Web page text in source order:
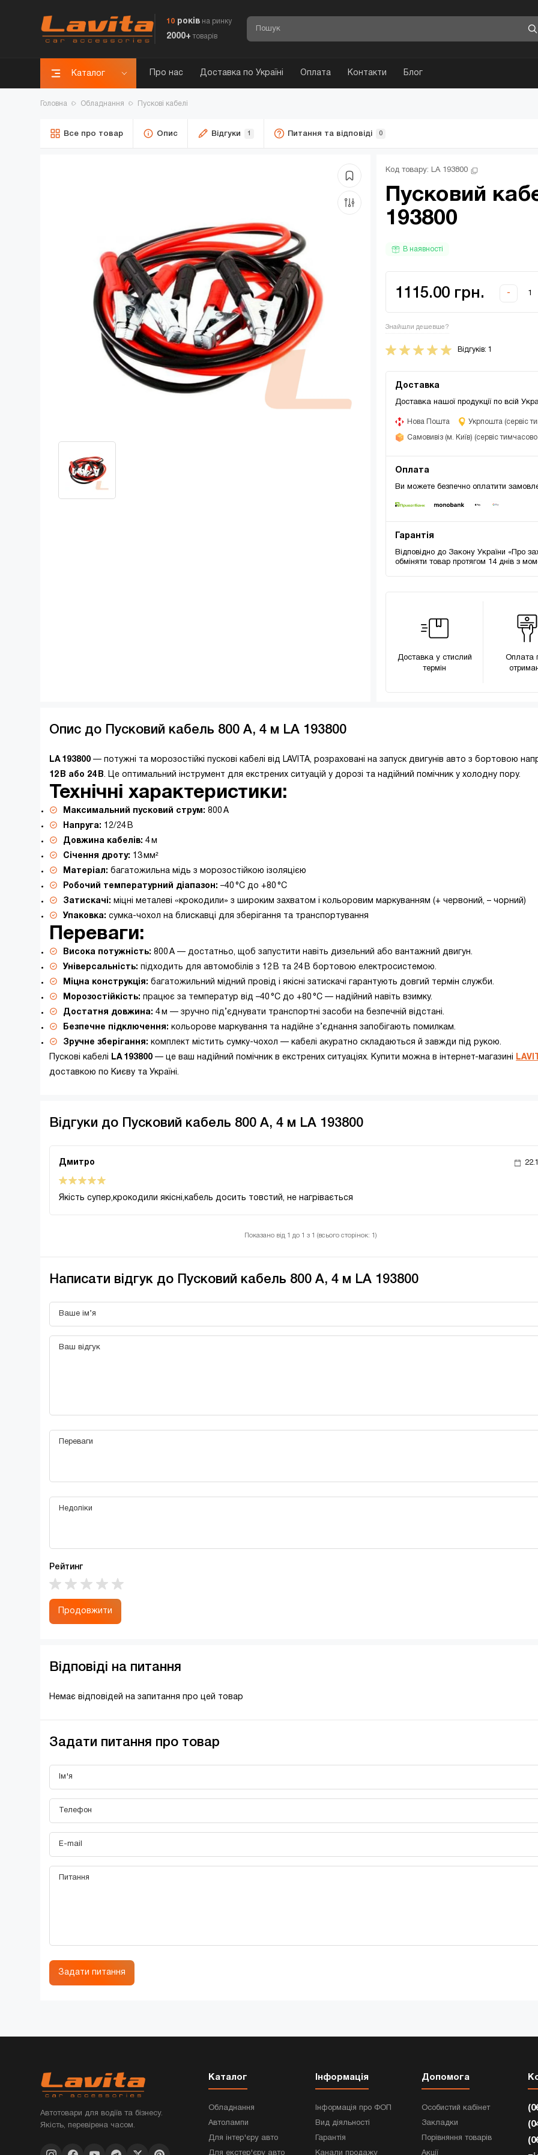
10 років на ринку
2000+ товарів
Каталог Про нас Доставка по Україні Оплата Контакти Блог
Головна Обладнання Пускові кабелі
Все про товар Опис Відгуки 1 Питання та відповіді 0
Код товару: LA 193800
Пусковий
193800
В наявності
1115.00 грн. -
Знайшли дешевше?
Відгуків: 1
Доставка
Доставка нашої продукції по всій
Нова Пошта Укрпошта (сервіс
Самовивіз (м. Київ) (сервіс
Оплата
Ви можете безпечно оплатити
Гарантія
Відповідно до Закону України «Про
обміняти товар протягом 14 днів з
Доставка у стислий
термін
Оплата
Опис до Пусковий кабель 800 A, 4 м LA 193800
LA 193800 — потужні та морозостійкі пускові кабелі від LAVITA, розраховані на запуск двигунів авто з бортовою
12 В або 24 В. Це оптимальний інструмент для екстрених ситуацій у дорозі та надійний помічник у холодну пору.
Технічні характеристики:
Максимальний пусковий струм: 800 А
Напруга: 12/24 В
Довжина кабелів: 4 м
Січення дроту: 13 мм²
Матеріал: багатожильна мідь з морозостійкою ізоляцією
Робочий температурний діапазон: –40 °C до +80 °C
Затискачі: міцні металеві «крокодили» з широким захватом і кольоровим маркуванням (+ червоний, – чорний)
Упаковка: сумка-чохол на блискавці для зберігання та транспортування
Переваги:
Висока потужність: 800 А — достатньо, щоб запустити навіть дизельний або вантажний двигун.
Універсальність: підходить для автомобілів з 12 В та 24 В бортовою електросистемою.
Міцна конструкція: багатожильний мідний провід і якісні затискачі гарантують довгий термін служби.
Морозостійкість: працює за температур від –40 °C до +80 °C — надійний навіть взимку.
Достатня довжина: 4 м — зручно під’єднувати транспортні засоби на безпечній відстані.
Безпечне підключення: кольорове маркування та надійне з’єднання запобігають помилкам.
Зручне зберігання: комплект містить сумку-чохол — кабелі акуратно складаються й завжди під рукою.
Пускові кабелі
LA 193800 — це ваш надійний помічник в екстрених ситуаціях. Купити можна в інтернет-магазині
доставкою по Києву та Україні.
Відгуки до Пусковий кабель 800 A, 4 м LA 193800
Дмитро
Якість супер,крокодили якісні,кабель досить товстий, не нагрівається
Показано від 1 до 1 з 1 (всього сторінок: 1)
Написати відгук до Пусковий кабель 800 A, 4 м LA 193800
Рейтинг
Продовжити
Відповіді на питання
Немає відповідей на запитання про цей товар
Задати питання про товар
Задати питання
Автотовари для водіїв та бізнесу.
Якість, перевірена часом.
Каталог
Обладнання
Автолампи
Для інтер'єру авто
Для екстер'єру авто
Інформація
Інформація про ФОП
Вид діяльності
Гарантія
Канали продажу
Допомога
Особистий кабінет
Закладки
Порівняння товарів
Акції